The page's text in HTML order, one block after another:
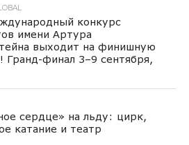
конкурс
имени Артура
выходит на финишную
Гранд-финал 3–9 сентября,
сердце» на льду: цирк,
катание и театр